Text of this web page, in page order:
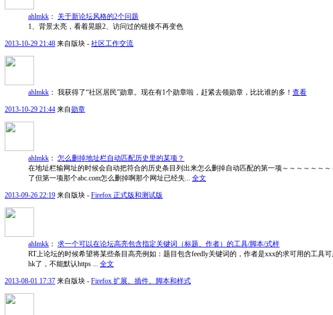
ahlmkk ： 关于新论坛风格的2个问题
1、背景太亮，看着晃眼2、访问过的链接不再变色
2013-10-29 21:48 来自版块 - 社区工作交流
ahlmkk ： 我获得了“社区居民”勋章。现在有1个勋章啦，赶紧去领勋章，比比谁的多！ 查看
2013-10-29 21:44 来自 勋章
ahlmkk ： 怎么删掉地址栏自动匹配历史里的某项？
在地址栏输网址的时候会自动把符合的历史条目列出来怎么删掉自动匹配的第一项～～～～～～
了但第一项那个abc.com怎么删掉啊那个网址已经失... 全文
2013-09-26 22:19 来自版块 - Firefox 正式版和测试版
ahlmkk ： 求一个可以在论坛高亮包含指定关键词（标题、作者）的工具/脚本/式样
RT上论坛的时候希望将某些条目高亮例如：题目包含feedly关键词的，作者是xxx的求可用的工具
hk了，不能默认https ... 全文
2013-08-01 17:37 来自版块 - Firefox 扩展、插件、脚本和样式